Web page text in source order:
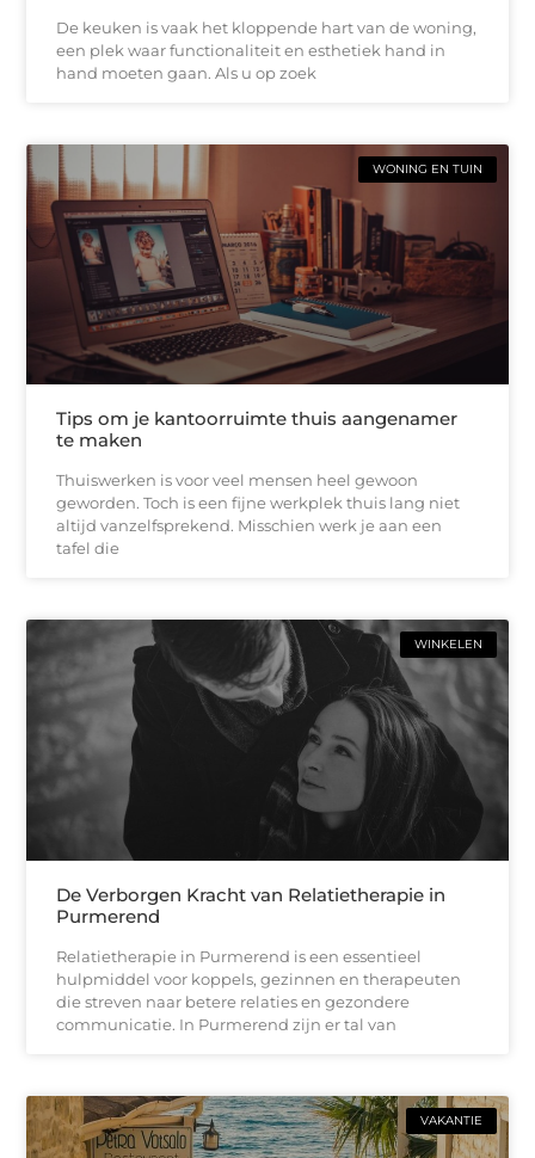
De keuken is vaak het kloppende hart van de woning,
een plek waar functionaliteit en esthetiek hand in
hand moeten gaan. Als u op zoek
WONING EN TUIN
Tips om je kantoorruimte thuis aangenamer
te maken
Thuiswerken is voor veel mensen heel gewoon
geworden. Toch is een fijne werkplek thuis lang niet
altijd vanzelfsprekend. Misschien werk je aan een
tafel die
WINKELEN
De Verborgen Kracht van Relatietherapie in
Purmerend
Relatietherapie in Purmerend is een essentieel
hulpmiddel voor koppels, gezinnen en therapeuten
die streven naar betere relaties en gezondere
communicatie. In Purmerend zijn er tal van
VAKANTIE